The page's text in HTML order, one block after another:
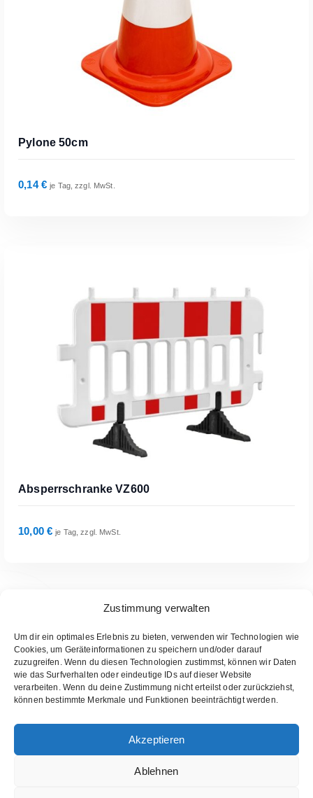
Zustimmung verwalten
Um dir ein optimales Erlebnis zu bieten, verwenden wir Technologien wie
Cookies, um Geräteinformationen zu speichern und/oder darauf
zuzugreifen. Wenn du diesen Technologien zustimmst, können wir Daten
wie das Surfverhalten oder eindeutige IDs auf dieser Website
verarbeiten. Wenn du deine Zustimmung nicht erteilst oder zurückziehst,
können bestimmte Merkmale und Funktionen beeinträchtigt werden.
Akzeptieren
Ablehnen
exkl. 19 % MwSt.
Zur Anfrage Hinzufügen
Pylone 50cm
0,14€ je Tag, zzgl. MwSt.
zzgl.Versandkosten
Zur Anfrage Hinzufügen
Absperrschranke VZ600
10,00 € je Tag, zzgl. MwSt.